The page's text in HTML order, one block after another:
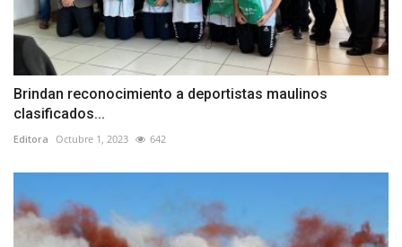
Brindan reconocimiento a deportistas maulinos
clasificados...
Editora Octubre 1, 2023 642